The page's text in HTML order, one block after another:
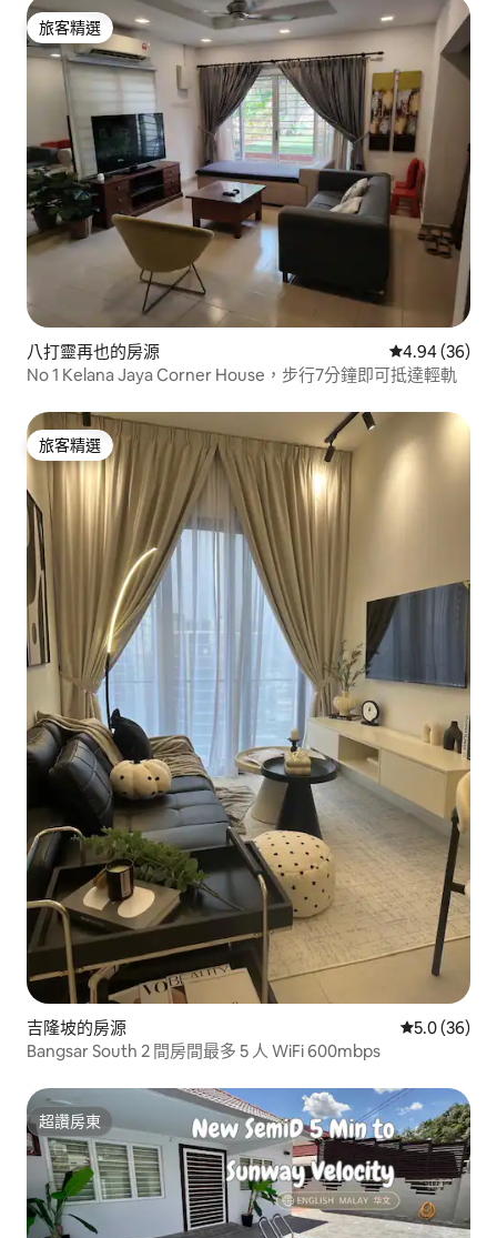
旅客精選
旅客精選
八打靈再也的房源 從 36 則評價
4.94 (36)
No 1 Kelana Jaya Corner House，步行7分鐘即可抵達輕軌
旅客精選
旅客精選
吉隆坡的房源 從 36 則評
5.0 (36)
Bangsar South 2 間房間最多 5 人 WiFi 600mbps
超讚房東
超讚房東